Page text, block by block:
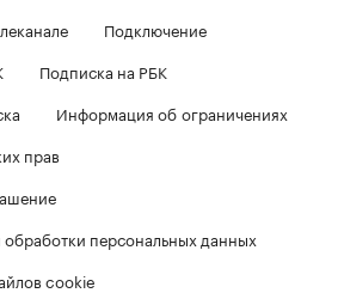
Подключение
Подписка на РБК
Информация об ограничениях
прав
персональных данных
cookie